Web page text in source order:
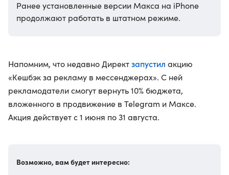
Ранее установленные версии Макса на iPhone
продолжают работать в штатном режиме.
Напомним, что недавно Директзапустил акцию
«Кешбэк за рекламу в мессенджерах». С ней
рекламодатели смогут вернуть 10% бюджета,
вложенного в продвижение в Telegram и Максе.
Акция действует с 1 июня по 31 августа.
Возможно, вам будет интересно: